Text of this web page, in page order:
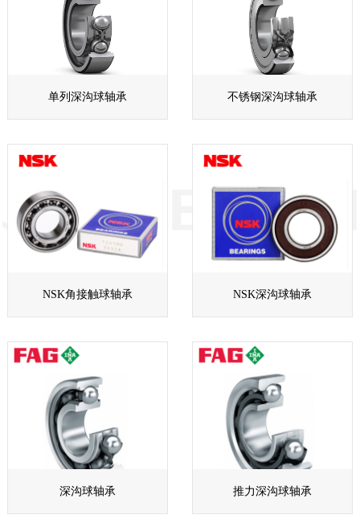
单列深沟球轴承 不锈钢深沟球轴承
NSK角接触球轴承 NSK深沟球轴承
深沟球轴承 推力深沟球轴承